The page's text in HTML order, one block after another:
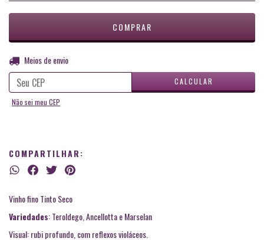
Entregas para o CEP:
Meios de envio
CALCULAR
Não sei meu CEP
COMPARTILHAR:
Vinho fino Tinto Seco
Variedades: Teroldego, Ancellotta e Marselan
Visual: rubi profundo, com reflexos violáceos.